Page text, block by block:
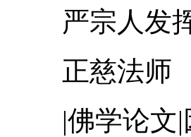
严宗人发
正慈法师
|佛学论文